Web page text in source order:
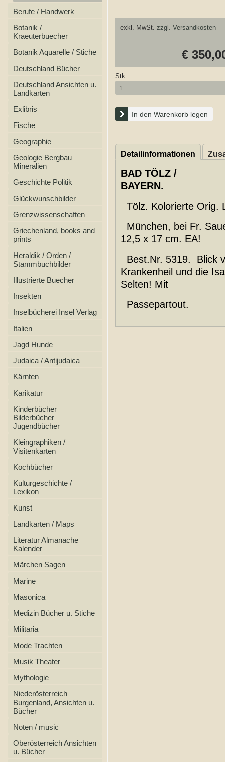
Berufe / Handwerk
Botanik /
Kraeuterbuecher
Botanik Aquarelle / Stiche
Deutschland Bücher
Deutschland Ansichten u.
Landkarten
Exlibris
Fische
Geographie
Geologie Bergbau
Mineralien
Geschichte Politik
Glückwunschbilder
Grenzwissenschaften
Griechenland, books and
prints
Heraldik / Orden /
Stammbuchbilder
Illustrierte Buecher
Insekten
Inselbücherei Insel Verlag
Italien
Jagd Hunde
Judaica / Antijudaica
Kärnten
Karikatur
Kinderbücher
Bilderbücher
Jugendbücher
Kleingraphiken /
Visitenkarten
Kochbücher
Kulturgeschichte /
Lexikon
Kunst
Landkarten / Maps
Literatur Almanache
Kalender
Märchen Sagen
Marine
Masonica
Medizin Bücher u. Stiche
Militaria
Mode Trachten
Musik Theater
Mythologie
Niederösterreich
Burgenland, Ansichten u.
Bücher
Noten / music
Oberösterreich Ansichten
u. Bücher
exkl. MwSt. zzgl. Versandkosten
€
Stk:
In den Warenkorb legen
Detailinformationen
BAD TÖLZ /
BAYERN.
Tölz. Kolorierte Orig.
München, bei Fr.
12,5 x 17 cm. EA!
Best.Nr. 5319. Blick
Krankenheil und die
Selten! Mit
Passepartout.